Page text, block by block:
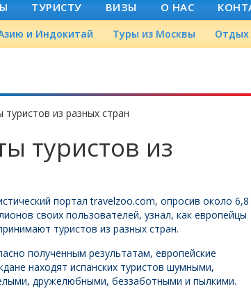
ТУРИСТУ ВИЗЫ О НАС
и Индокитай Туры из Москвы Отдых
из разных стран
туристов из
портал travelzoo.com, опросив около 6,8
своих пользователей, узнал, как европейцы
туристов из разных стран.
полученным результатам, европейские
находят испанских туристов шумными,
дружелюбными, беззаботными и пылкими.